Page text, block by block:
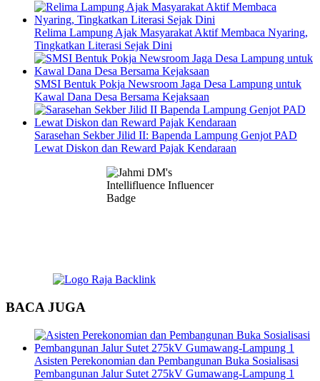
Relima Lampung Ajak Masyarakat Aktif Membaca Nyaring,
Tingkatkan Literasi Sejak Dini
SMSI Bentuk Pokja Newsroom Jaga Desa Lampung untuk
Kawal Dana Desa Bersama Kejaksaan
Sarasehan Sekber Jilid II: Bapenda Lampung Genjot PAD
Lewat Diskon dan Reward Pajak Kendaraan
BACA JUGA
Asisten Perekonomian dan Pembangunan Buka Sosialisasi
Pembangunan Jalur Sutet 275kV Gumawang-Lampung 1